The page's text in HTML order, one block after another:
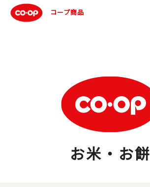
コープ商品
お米・お餅